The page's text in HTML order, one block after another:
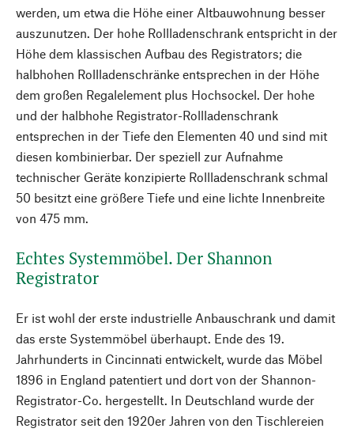
werden, um etwa die Höhe einer Altbauwohnung besser
auszunutzen. Der hohe Rollladenschrank entspricht in der
Höhe dem klassischen Aufbau des Registrators; die
halbhohen Rollladenschränke entsprechen in der Höhe
dem großen Regalelement plus Hochsockel. Der hohe
und der halbhohe Registrator-Rollladenschrank
entsprechen in der Tiefe den Elementen 40 und sind mit
diesen kombinierbar. Der speziell zur Aufnahme
technischer Geräte konzipierte Rollladenschrank schmal
50 besitzt eine größere Tiefe und eine lichte Innenbreite
von 475 mm.
Echtes Systemmöbel. Der Shannon
Registrator
Er ist wohl der erste industrielle Anbauschrank und damit
das erste Systemmöbel überhaupt. Ende des 19.
Jahrhunderts in Cincinnati entwickelt, wurde das Möbel
1896 in England patentiert und dort von der Shannon-
Registrator-Co. hergestellt. In Deutschland wurde der
Registrator seit den 1920er Jahren von den Tischlereien